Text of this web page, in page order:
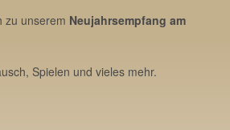
zu unserem Neujahrsempfang am
Spielen und vieles mehr.